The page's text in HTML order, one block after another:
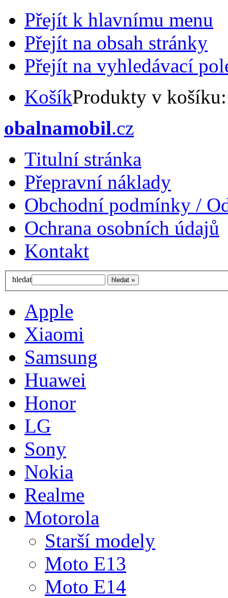
Přejít k hlavnímu menu
Přejít na obsah stránky
Přejít na vyhledávací
KošíkProdukty v
obalnamobil.cz
Titulní stránka
Přepravní náklady
Obchodní podmínky /
Ochrana osobních údajů
Kontakt
hledat
Apple
Xiaomi
Samsung
Huawei
Honor
LG
Sony
Nokia
Realme
Motorola
Starší modely
Moto E13
Moto E14